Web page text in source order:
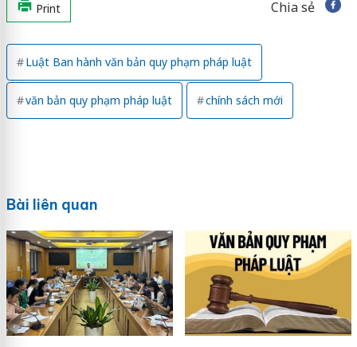
Print Chia sẻ
Luật Ban hành văn bản quy phạm pháp luật
văn bản quy phạm pháp luật chính sách mới
Bài liên quan